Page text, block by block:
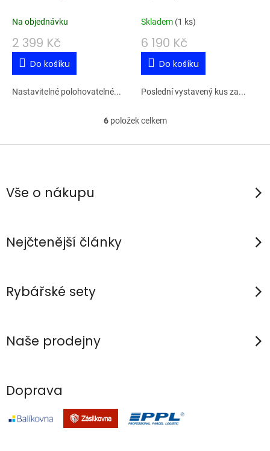
Na objednávku
2 399 Kč
Do košíku
Nastavitelné polohovatelné...
Skladem (1 ks)
6 190 Kč
Do košíku
Poslední vystavený kus za...
O
v
u
6položek celkem
Z
pVše o nákupu
Nejčtenější články
Rybářské sety
Naše prodejny
Doprava